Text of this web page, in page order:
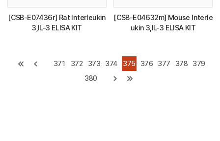
[CSB-E07436r] Rat Interleukin
3,IL-3 ELISA KIT
[CSB-E04632m] Mouse Interle
ukin 3,IL-3 ELISA KIT
371 372 373 374 375 376 377 378
379
380